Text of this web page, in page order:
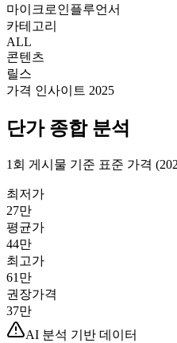
마이크로인플루언서
카테고리
ALL
콘텐츠
릴스
가격 인사이트 2025
단가종합 분석
1회 게시물 기준 표준 가격
최저가
27만
평균가
44만
최고가
61만
권장가격
37만
AI 분석 기반 데이터